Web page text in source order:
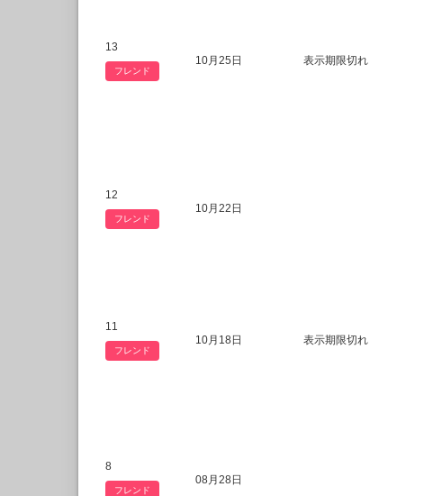
13
フレンド
10月25日 表示期限切れ
12
フレンド
10月22日
11
フレンド
10月18日 表示期限切れ
8
フレンド
08月28日